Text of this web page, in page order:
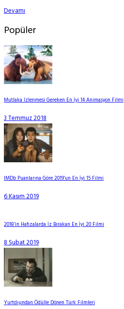
Devamı
Popüler
Mutlaka İzlenmesi Gereken En İyi 14 Animasyon Filmi
3 Temmuz 2018
IMDb Puanlarına Göre 2019’un En İyi 15 Filmi
6 Kasım 2019
2018’in Hafızalarda İz Bırakan En İyi 20 Filmi
8 Şubat 2019
Yurtdışından Ödülle Dönen Türk Filmleri